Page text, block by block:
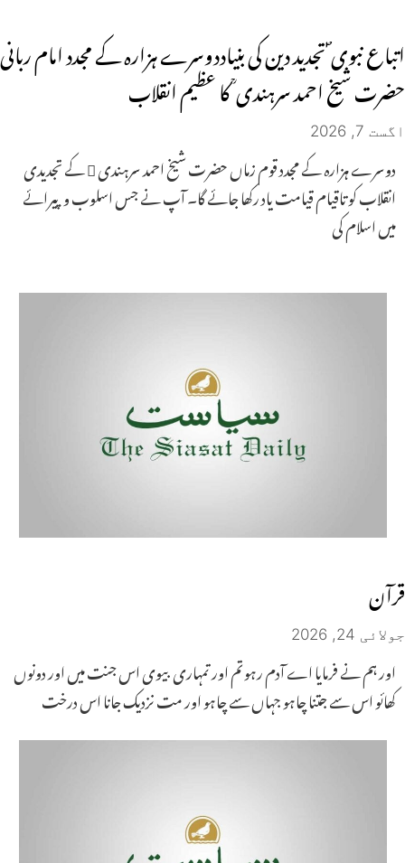
اتباع نبوی ؐ تجدید دین کی بنیاددوسرے ہزارہ کے مجدد امام ربانی
حضرت شيخ احمد سرہندی ؒ کا عظیم انقلاب
اگست 7, 2026
دوسرے ہزارہ کے مجدد قوم زماں حضرت شیخ احمد سرہندی  کے تجدیدی
انقلاب کو تاقیام قیامت یاد رکھا جائے گا۔ آپ نے جس اسلوب و پیرائے
میں اسلام کی
قرآن
جولائی 24, 2026
اور ہم نے فرمایا اے آدم رہو تم اور تمہاری بیوی اس جنت میں اور دونوں
کھائو اس سے جتنا چاہو جہاں سے چاہو اور مت نزدیک جانا اس درخت